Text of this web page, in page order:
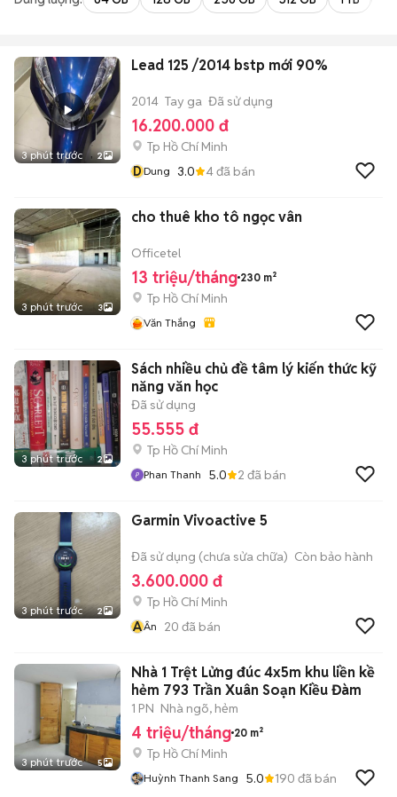
3 phút trước 2
Lead 125 /2014 bstp mới 90%
2014 Tay ga Đã sử dụng
16.200.000 đ
Tp Hồ Chí Minh
DDung 3.0 4đã bán
3 phút trước 3
cho thuê kho tô ngọc vân
Officetel
13 triệu/tháng 230 m²
Tp Hồ Chí Minh
Văn Thắng
3 phút trước 2
Sách nhiều chủ đề tâm lý kiến thức kỹ
năng văn học
Đã sử dụng
55.555 đ
Tp Hồ Chí Minh
Phan Thanh 5.0 2 đã bán
3 phút trước 2
Garmin Vivoactive 5
Đã sử dụng (chưa sửa chữa) Còn bảo hành
3.600.000 đ
Tp Hồ Chí Minh
ÂÂn 20 đã bán
3 phút trước 5
Nhà 1 Trệt Lửng đúc 4x5m khu liền kề
hẻm 793 Trần Xuân Soạn Kiều Đàm
1 PN Nhà ngõ, hẻm
4 triệu/tháng 20 m²
Tp Hồ Chí Minh
Huỳnh Thanh Sang 5.0 190 đã bán